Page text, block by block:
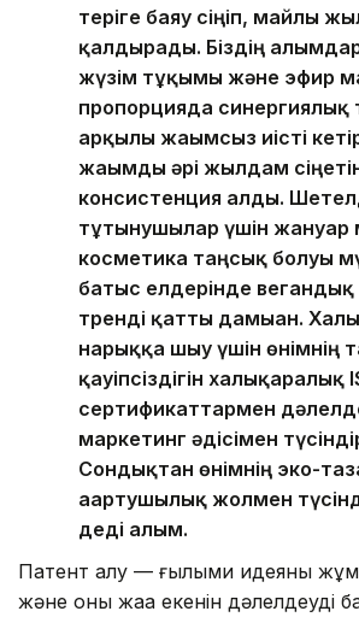
теріге баяу сіңіп, майлы
қалдырады. Біздің
жүзім тұқымы және эфир
пропорцияда синергиялық
арқылы жағымсыз иісті
жағымды әрі жылдам
консистенция алды.
тұтынушылар үшін жануар
косметика таңсық болуы
батыс елдерінде
тренді қатты дамыған.
нарыққа шығу үшін өнімнің
қауіпсіздігін халықаралық
сертификаттармен
маркетинг әдісімен
Сондықтан өнімнің эко-
ағартушылық жолмен
деді ғалым.
Патент алу — ғылыми идеяның
және оның жаңа екенін дәлелдеудің